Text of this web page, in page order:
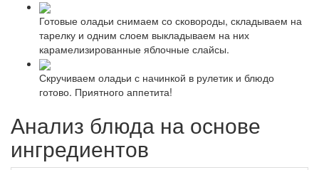
Готовые оладьи снимаем со сковороды, складываем на
тарелку и одним слоем выкладываем на них
карамелизированные яблочные слайсы.
Скручиваем оладьи с начинкой в рулетик и блюдо
готово. Приятного аппетита!
Анализ блюда на основе
ингредиентов